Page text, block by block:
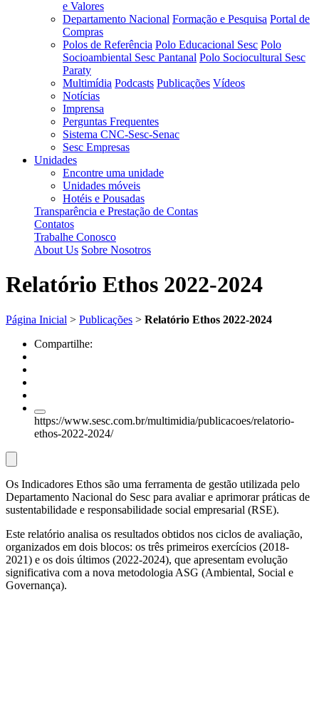
e Valores
Departamento Nacional Formação e Pesquisa Portal de
Compras
Polos de Referência Polo Educacional Sesc Polo
Socioambiental Sesc Pantanal Polo Sociocultural Sesc
Paraty
Multimídia Podcasts Publicações Vídeos
Notícias
Imprensa
Perguntas Frequentes
Sistema CNC-Sesc-Senac
Sesc Empresas
Unidades
Encontre uma unidade
Unidades móveis
Hotéis e Pousadas
Transparência e Prestação de Contas
Contatos
Trabalhe Conosco
About Us Sobre Nosotros
Relatório Ethos 2022-2024
Página Inicial > Publicações > Relatório Ethos 2022-2024
Compartilhe:
https://www.sesc.com.br/multimidia/publicacoes/relatorio-
ethos-2022-2024/
Os Indicadores Ethos são uma ferramenta de gestão utilizada pelo
Departamento Nacional do Sesc para avaliar e aprimorar práticas de
sustentabilidade e responsabilidade social empresarial (RSE).
Este relatório analisa os resultados obtidos nos ciclos de avaliação,
organizados em dois blocos: os três primeiros exercícios (2018-
2021) e os dois últimos (2022-2024), que apresentam evolução
significativa com a nova metodologia ASG (Ambiental, Social e
Governança).